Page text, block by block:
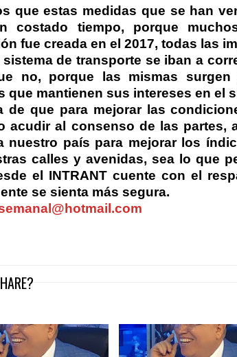
que estas medidas que se han
costado tiempo, porque
fue creada en el 2017, todas las
de transporte se iban a
no, porque las mismas
que mantienen sus intereses en el
de que para mejorar las
acudir al consenso de las partes,
nuestro país para mejorar los
calles y avenidas, sea lo que
el INTRANT cuente con el
se sienta más segura.